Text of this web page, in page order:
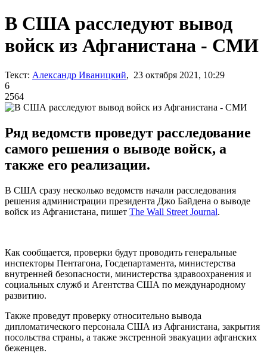
В США расследуют вывод
войск из Афганистана - СМИ
Текст: Александр Иваницкий, 23 октября 2021, 10:29
6
2564
Ряд ведомств проведут расследование
самого решения о выводе войск, а
также его реализации.
В США сразу несколько ведомств начали расследования
решения администрации президента Джо Байдена о выводе
войск из Афганистана, пишет The Wall Street Journal.
Как сообщается, проверки будут проводить генеральные
инспекторы Пентагона, Госдепартамента, министерства
внутренней безопасности, министерства здравоохранения и
социальных служб и Агентства США по международному
развитию.
Также проведут проверку относительно вывода
дипломатического персонала США из Афганистана, закрытия
посольства страны, а также экстренной эвакуации афганских
беженцев.